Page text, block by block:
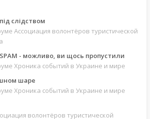
слідством
Ассоциация волонтёров туристической
- можливо, ви щось пропустили
Хроника событий в Украине и мире
шаре
Хроника событий в Украине и мире
волонтёров туристической